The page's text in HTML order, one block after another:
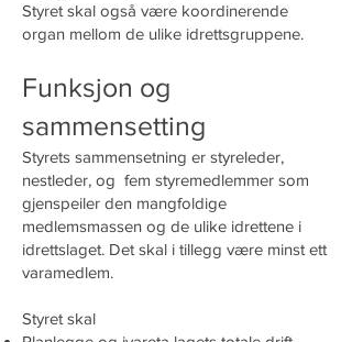
Styret skal også være koordinerende
organ mellom de ulike idrettsgruppene.
Funksjon og
sammensetting
Styrets sammensetning er styreleder,
nestleder, og fem styremedlemmer som
gjenspeiler den mangfoldige
medlemsmassen og de ulike idrettene i
idrettslaget. Det skal i tillegg være minst ett
varamedlem.
Styret skal